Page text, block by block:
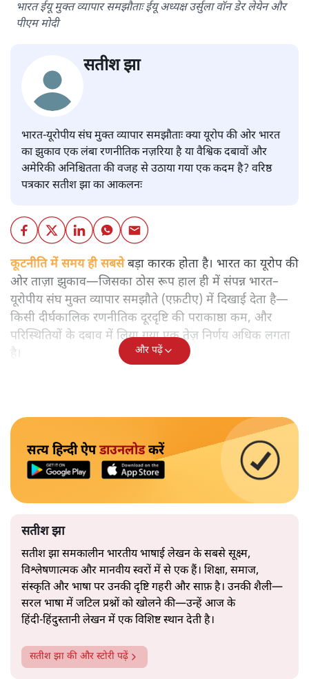
भारत ईयू मुक्त व्यापार समझौताः ईयू अध्यक्ष उर्सुला वॉन डेर लेयेन और
पीएम मोदी
सतीश झा
भारत-यूरोपीय संघ मुक्त व्यापार समझौताः क्या यूरोप की ओर भारत
का झुकाव एक लंबा रणनीतिक नज़रिया है या वैश्विक दबावों और
अमेरिकी अनिश्चितता की वजह से उठाया गया एक कदम है? वरिष्ठ
पत्रकार सतीश झा का आकलनः
कूटनीति में समय ही सबसेबड़ा कारक होता है। भारत का यूरोप की
ओर ताज़ा झुकाव—जिसका ठोस रूप हाल ही में संपन्न भारत–
यूरोपीय संघ मुक्त व्यापार समझौते (एफ़टीए) में दिखाई देता है—
किसी दीर्घकालिक रणनीतिक दूरदृष्टि की पराकाष्ठा कम, और
परिस्थितियों के दबाव में लिया गया एक तेज़ निर्णय अधिक लगता
है।
और पढ़ें
सत्य हिन्दी ऐपडाउनलोडकरें
सतीश झा
सतीश झा समकालीन भारतीय भाषाई लेखन के सबसे सूक्ष्म,
विश्लेषणात्मक और मानवीय स्वरों में से एक हैं। शिक्षा, समाज,
संस्कृति और भाषा पर उनकी दृष्टि गहरी और साफ़ है। उनकी शैली—
सरल भाषा में जटिल प्रश्नों को खोलने की—उन्हें आज के
हिंदी‑हिंदुस्तानी लेखन में एक विशिष्ट स्थान देती है।
सतीश झा की और स्टोरी पढ़ें